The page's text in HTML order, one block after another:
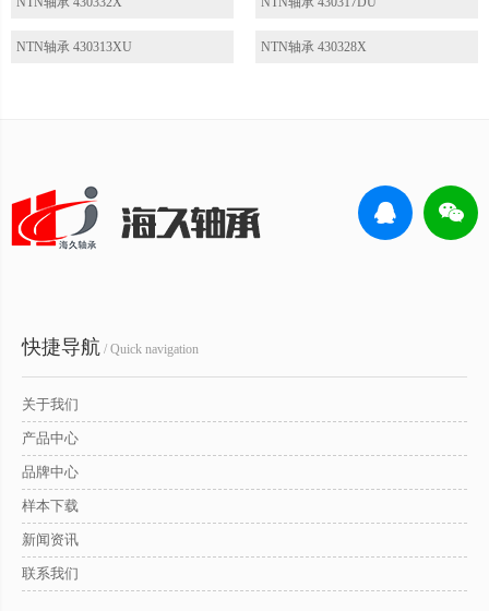
NTN轴承 430313XU NTN轴承 430328X
快捷导航 / Quick navigation
关于我们
产品中心
品牌中心
样本下载
新闻资讯
联系我们